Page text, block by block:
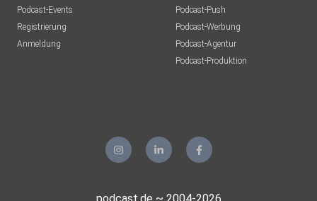
Podcast-Events
Registrierung
Anmeldung
Podcast-Push
Podcast-Werbung
Podcast-Agentur
Podcast-Produktion